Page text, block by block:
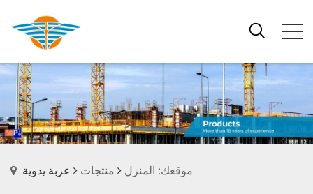
موقعك: المنزل منتجات عربة يدوية